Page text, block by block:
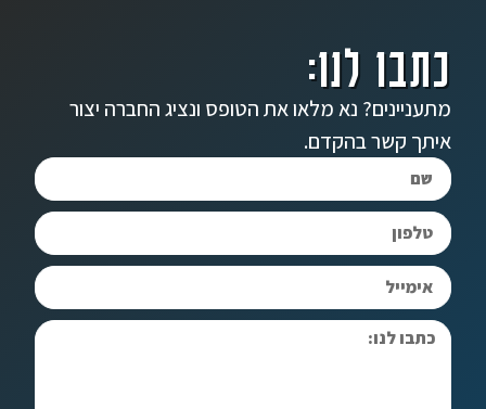
כתבו לנו:
מתעניינים? נא מלאו את הטופס ונציג החברה יצור
איתך קשר בהקדם.